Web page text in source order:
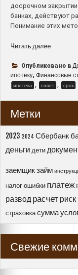
досрочном закрытии
банках, действуют
Понимание этих
Читать далее“Как
лишних
переплат
–
ипотеки
в
Опубликовано в
ипотеку, Финансовые
ипотека , совет , срок
Метки
2023 2024 Сбербанк
деньги дети
заемщикзайм
налогошибки платеж
развод расчет риск
страховкасумма
Свежие